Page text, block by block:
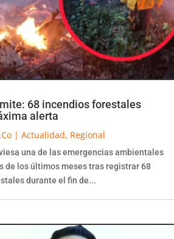
68 incendios forestales
alerta
| Actualidad, Regional
una de las emergencias ambientales
de los últimos meses tras registrar 68
durante el fin de...